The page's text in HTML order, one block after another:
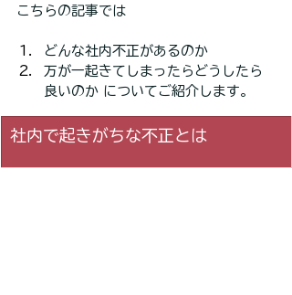
こちらの記事では
どんな社内不正があるのか
万が一起きてしまったらどうしたら
良いのか についてご紹介します。
社内で起きがちな不正とは